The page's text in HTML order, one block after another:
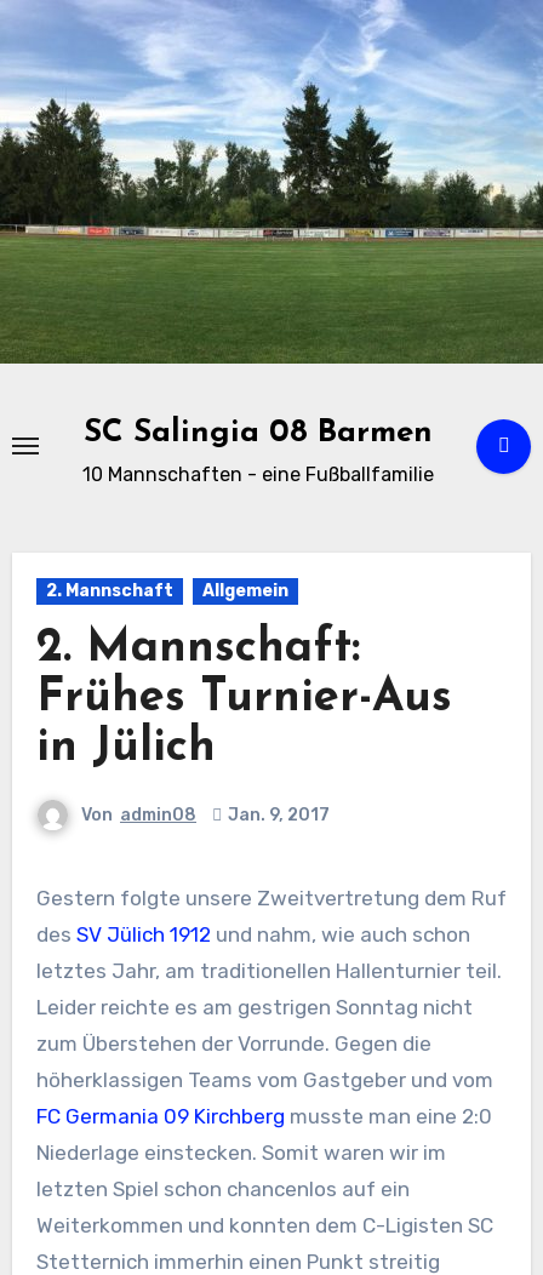
Zu
Inhalten
springen
SC Salingia 08 Barmen
10 Mannschaften - eine Fußballfamilie
2. Mannschaft Allgemein
2. Mannschaft:
Frühes Turnier-Aus
in Jülich
Von admin08 Jan. 9, 2017
Gestern folgte unsere Zweitvertretung dem Ruf
des SV Jülich 1912 und nahm, wie auch schon
letztes Jahr, am traditionellen Hallenturnier teil.
Leider reichte es am gestrigen Sonntag nicht
zum Überstehen der Vorrunde. Gegen die
höherklassigen Teams vom Gastgeber und vom
FC Germania 09 Kirchberg musste man eine 2:0
Niederlage einstecken. Somit waren wir im
letzten Spiel schon chancenlos auf ein
Weiterkommen und konnten dem C-Ligisten SC
Stetternich immerhin einen Punkt streitig